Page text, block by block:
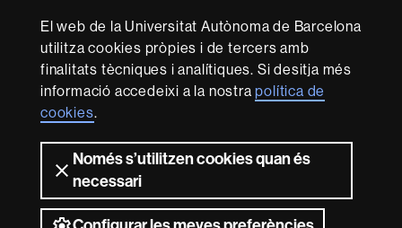
El web de la Universitat Autònoma de Barcelona
utilitza cookies pròpies i de tercers amb
finalitats tècniques i analítiques. Si desitja més
informació accedeixi a la nostrapolítica de
cookies.
Només s’utilitzen cookies quan és
necessari
in
Research
-
Euraxess
Amb el finançament de
Sobre
aquest
web
Avís legal
web Accessibilitat web Mapa del web UAB